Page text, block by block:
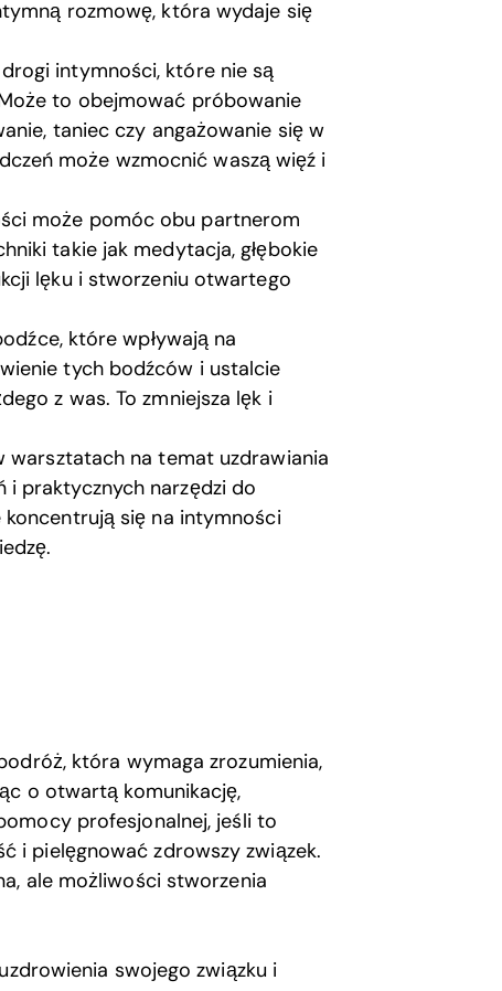
rozmowę, która wydaje się
intymności, które nie są
to obejmować próbowanie
taniec czy angażowanie się w
może wzmocnić waszą więź i
może pomóc obu partnerom
takie jak medytacja, głębokie
lęku i stworzeniu otwartego
które wpływają na
tych bodźców i ustalcie
z was. To zmniejsza lęk i
na temat uzdrawiania
praktycznych narzędzi do
się na intymności
która wymaga zrozumienia,
o otwartą komunikację,
profesjonalnej, jeśli to
i pielęgnować zdrowszy związek.
ale możliwości stworzenia
swojego związku i